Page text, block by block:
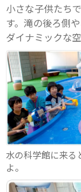
小さな子供たち
す。滝の後ろ側
ダイナミックな
水の科学館に来る
よ。